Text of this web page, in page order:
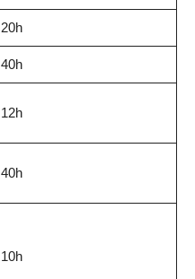
20h
40h
12h
40h
10h